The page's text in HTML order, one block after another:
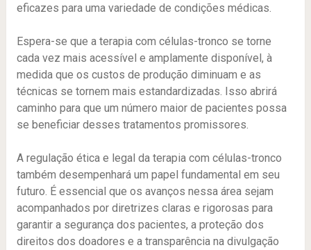
eficazes para uma variedade de condições médicas.
Espera-se que a terapia com células-tronco se torne
cada vez mais acessível e amplamente disponível, à
medida que os custos de produção diminuam e as
técnicas se tornem mais estandardizadas. Isso abrirá
caminho para que um número maior de pacientes possa
se beneficiar desses tratamentos promissores.
A regulação ética e legal da terapia com células-tronco
também desempenhará um papel fundamental em seu
futuro. É essencial que os avanços nessa área sejam
acompanhados por diretrizes claras e rigorosas para
garantir a segurança dos pacientes, a proteção dos
direitos dos doadores e a transparência na divulgação